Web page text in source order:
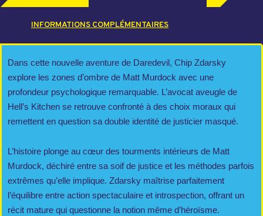
INFORMATIONS COMPLÉMENTAIRES
Dans cette nouvelle aventure de Daredevil, Chip Zdarsky
explore les zones d’ombre de Matt Murdock avec une
profondeur psychologique remarquable. L’avocat aveugle de
Hell’s Kitchen se retrouve confronté à des choix moraux qui
remettent en question sa double identité de justicier masqué.
L’histoire plonge au cœur des tourments intérieurs de Matt
Murdock, déchiré entre sa soif de justice et les méthodes parfois
extrêmes qu’elle implique. Zdarsky maîtrise parfaitement
l’équilibre entre action spectaculaire et introspection, offrant un
récit mature qui questionne la notion même d’héroïsme.